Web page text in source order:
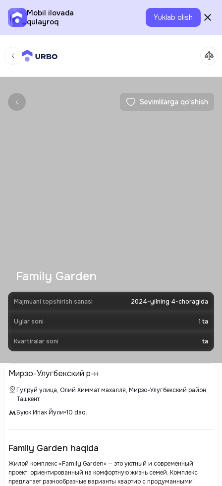
Mobil ilovada
qulayroq
Yuklab olish
Sevimlilarga qo'shish
Family Garden
Majmuani topshirish sanasi 2024-yilning 4-choragida
Uylar soni 1 ta
Kvartiralar soni ta
Мирзо-Улугбекский р-н
Гулруй улица, Олий Химмат махалля, Мирзо-Улугбекский район,
Ташкент
Буюк Ипак Йули•10 daq.
Family Garden haqida
Жилой комплекс «Family Garden» — это уютный и современный
проект, ориентированный на комфортную жизнь семей. Комплекс
предлагает разнообразные варианты квартир с продуманными